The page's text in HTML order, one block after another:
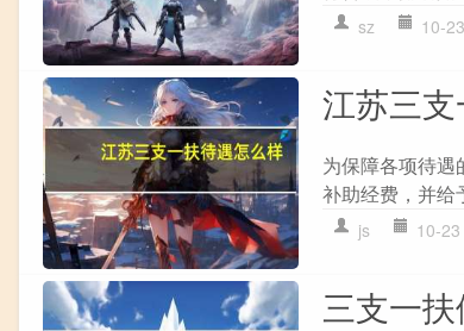
sz 10-23
江苏三
为保障各项待
补助经费，并给
js 10-23
三支一